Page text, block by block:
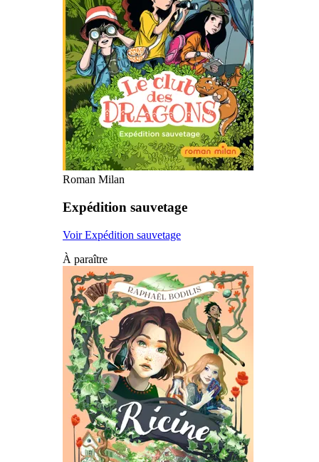
Roman Milan
Expédition sauvetage
Voir Expédition sauvetage
À paraître